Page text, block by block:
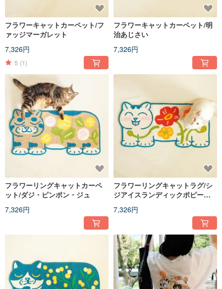
フラワーキャットカーペット/フ
ァッジマーガレット
7,326円
5 (1)
フラワーキャットカーペット/明
治あじさい
7,326円
フラワーリングキャットカーペ
ット/ダジ・ピンポン・ジュ
7,326円
フラワーリングキャットラグ/シ
ジアイスランディックポピーフ
7,326円